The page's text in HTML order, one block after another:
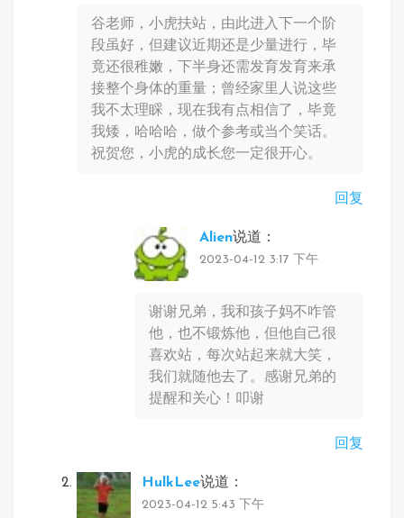
谷老师，小虎扶站，由此进入下一个阶
段虽好，但建议近期还是少量进行，毕
竟还很稚嫩，下半身还需发育发育来承
接整个身体的重量；曾经家里人说这些
我不太理睬，现在我有点相信了，毕竟
我矮，哈哈哈，做个参考或当个笑话。
祝贺您，小虎的成长您一定很开心。
回复
Alien说道：
2023-04-12 3:17 下午
谢谢兄弟，我和孩子妈不咋管
他，也不锻炼他，但他自己很
喜欢站，每次站起来就大笑，
我们就随他去了。感谢兄弟的
提醒和关心！叩谢
回复
HulkLee说道：
2023-04-12 5:43 下午